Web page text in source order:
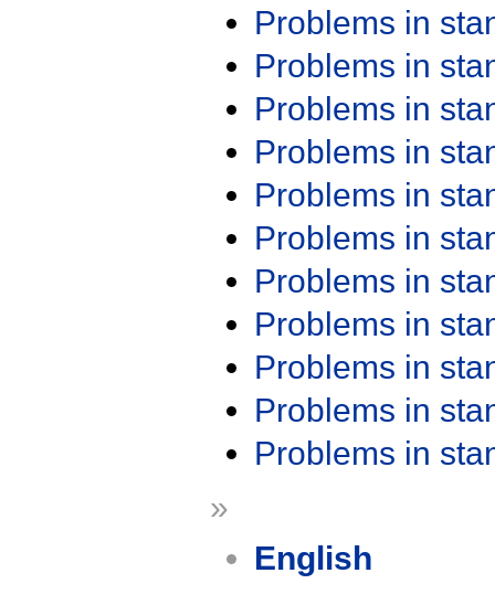
Problems in
Problems in
Problems in
Problems in
Problems in
Problems in
Problems in
Problems in
Problems in
Problems in
Problems in
»
English